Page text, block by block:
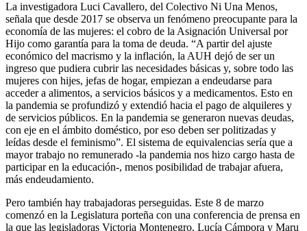
La investigadora Luci Cavallero, del Colectivo Ni Una Menos,
señala que desde 2017 se observa un fenómeno preocupante para la
economía de las mujeres: el cobro de la Asignación Universal por
Hijo como garantía para la toma de deuda. “A partir del ajuste
económico del macrismo y la inflación, la AUH dejó de ser un
ingreso que pudiera cubrir las necesidades básicas y, sobre todo las
mujeres con hijes, jefas de hogar, empiezan a endeudarse para
acceder a alimentos, a servicios básicos y a medicamentos. Esto en
la pandemia se profundizó y extendió hacia el pago de alquileres y
de servicios públicos. En la pandemia se generaron nuevas deudas,
con eje en el ámbito doméstico, por eso deben ser politizadas y
leídas desde el feminismo”. El sistema de equivalencias sería que a
mayor trabajo no remunerado -la pandemia nos hizo cargo hasta de
participar en la educación-, menos posibilidad de trabajar afuera,
más endeudamiento.
Pero también hay trabajadoras perseguidas. Este 8 de marzo
comenzó en la Legislatura porteña con una conferencia de prensa en
la que las legisladoras Victoria Montenegro, Lucía Cámpora y Maru